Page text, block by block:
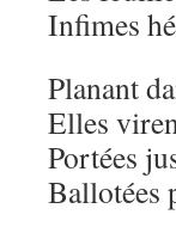
Infimes
Planant
Elles
Portées
Ballotées